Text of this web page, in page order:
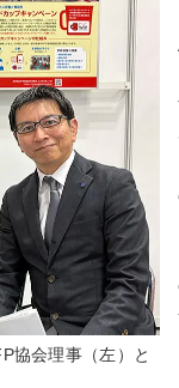
協会理事（左）と